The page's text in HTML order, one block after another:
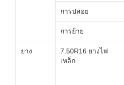
การปล่อย
การย้าย
ยาง
7.50R16 ยางไฟ
เหล็ก